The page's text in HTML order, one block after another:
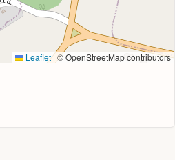
Leaflet|© OpenStreetMap contributors